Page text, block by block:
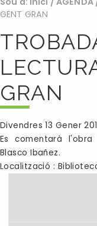
GENT GRAN
GRAN
Divendres 13 Gener
Es comentarà
Blasco Ibañez.
Localització :